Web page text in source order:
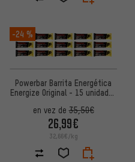
-24 %
Powerbar Barrita Energética
Energize Original - 15 unidades
en vez de35,50€
26,99€
32,66€/kg